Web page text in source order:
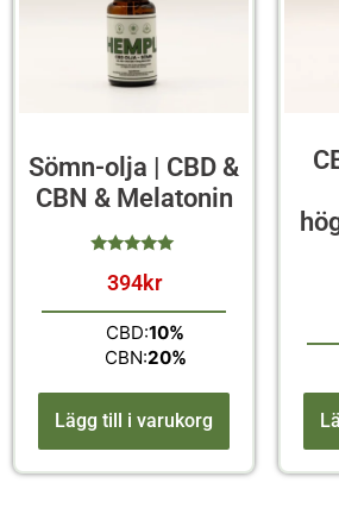
Sömn-olja | CBD &
CBN & Melatonin
394kr
CBD:10%
CBN:20%
Lägg till i varukorg